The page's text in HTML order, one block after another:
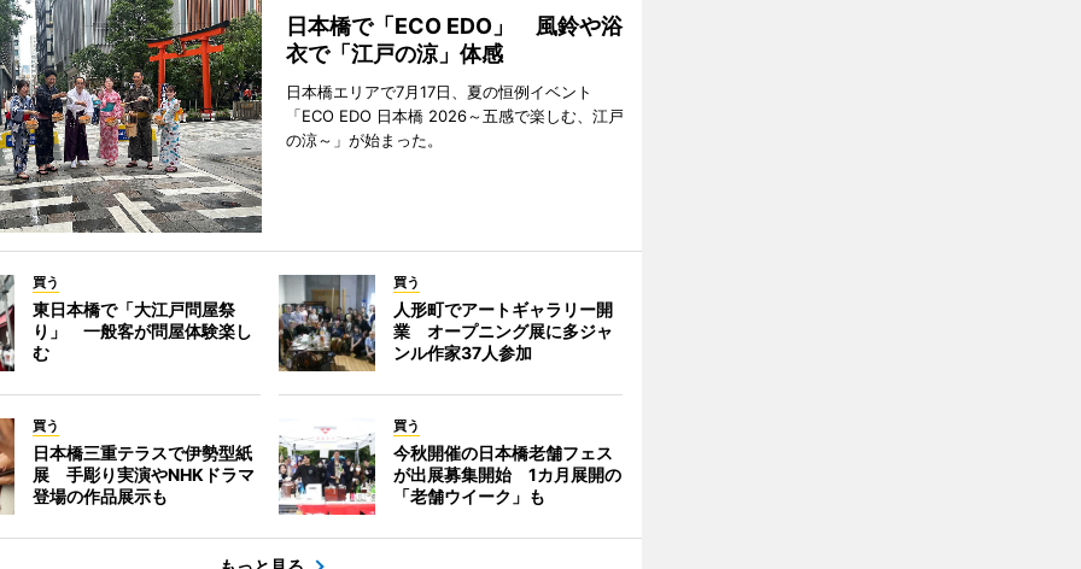
日本橋で「ECO EDO」 風鈴や浴
衣で「江戸の涼」体感
日本橋エリアで7月17日、夏の恒例イベント
「ECO EDO 日本橋 2026～五感で楽しむ、江戸
の涼～」が始まった。
買う
東日本橋で「大江戸問屋祭
り」 一般客が問屋体験楽し
む
買う
人形町でアートギャラリー開
業 オープニング展に多ジャ
ンル作家37人参加
買う
日本橋三重テラスで伊勢型紙
展 手彫り実演やNHKドラマ
登場の作品展示も
買う
今秋開催の日本橋老舗フェス
が出展募集開始 1カ月展開の
「老舗ウイーク」も